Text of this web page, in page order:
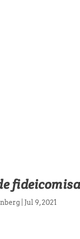
Jul 9, 2021